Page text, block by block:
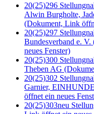
20(25)296
Alwin Burgholte,
(Dokument, Link
20(25)297
Bundesverband e. V.
neues Fenster)
20(25)300
Theben AG
20(25)302
Garnier,
öffnet ein neues
20(25)303neu